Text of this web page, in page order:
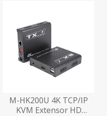
M-HK200U 4K TCP/IP
KVM Extensor HD